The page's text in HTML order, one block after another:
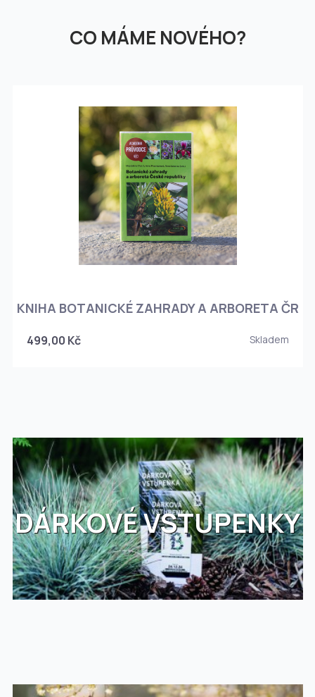
CO MÁME NOVÉHO?
KNIHA BOTANICKÉ ZAHRADY A ARBORETA ČR
499,00 Kč Skladem
DÁRKOVÉ VSTUPENKY